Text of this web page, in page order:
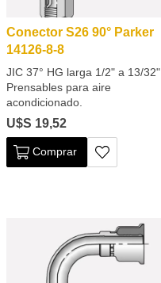
Conector S26 90° Parker
14126-8-8
JIC 37° HG larga 1/2" a 13/32"
Prensables para aire
acondicionado.
U$S 19,52
Comprar